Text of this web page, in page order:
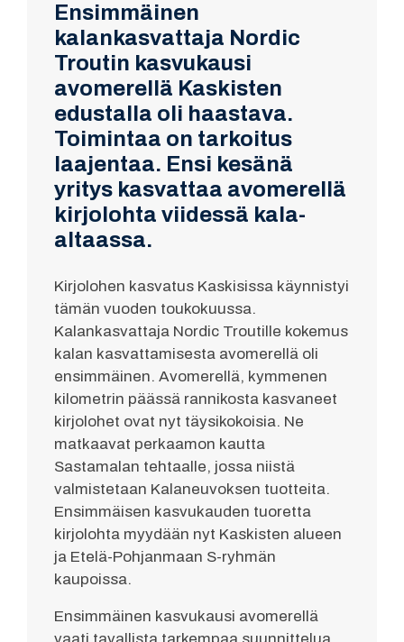
Ensimmäinen
kalankasvattaja Nordic
Troutin kasvukausi
avomerellä Kaskisten
edustalla oli haastava.
Toimintaa on tarkoitus
laajentaa. Ensi kesänä
yritys kasvattaa avomerellä
kirjolohta viidessä kala-
altaassa.
Kirjolohen kasvatus Kaskisissa käynnistyi
tämän vuoden toukokuussa.
Kalankasvattaja Nordic Troutille kokemus
kalan kasvattamisesta avomerellä oli
ensimmäinen. Avomerellä, kymmenen
kilometrin päässä rannikosta kasvaneet
kirjolohet ovat nyt täysikokoisia. Ne
matkaavat perkaamon kautta
Sastamalan tehtaalle, jossa niistä
valmistetaan Kalaneuvoksen tuotteita.
Ensimmäisen kasvukauden tuoretta
kirjolohta myydään nyt Kaskisten alueen
ja Etelä-Pohjanmaan S-ryhmän
kaupoissa.
Ensimmäinen kasvukausi avomerellä